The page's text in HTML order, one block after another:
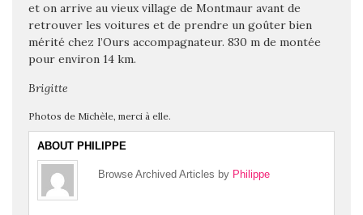
et on arrive au vieux village de Montmaur avant de
retrouver les voitures et de prendre un goûter bien
mérité chez l’Ours accompagnateur. 830 m de montée
pour environ 14 km.
Brigitte
Photos de Michèle, merci à elle.
ABOUT PHILIPPE
Browse Archived Articles by Philippe